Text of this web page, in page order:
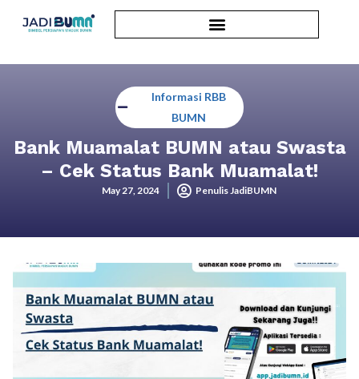
Informasi RBB
BUMN
Bank Muamalat BUMN atau Swasta
– Cek Status Bank Muamalat!
May 27, 2024 Penulis JadiBUMN